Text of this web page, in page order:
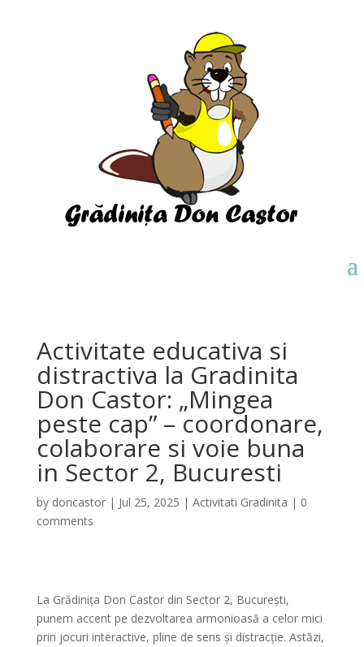
Activitate educativa si
distractiva la Gradinita
Don Castor: „Mingea
peste cap” – coordonare,
colaborare si voie buna
in Sector 2, Bucuresti
by doncastor| Jul 25, 2025 | Activitati Gradinita | 0
comments
La Grădinița Don Castor din Sector 2, București,
punem accent pe dezvoltarea armonioasă a celor mici
prin jocuri interactive, pline de sens și distracție. Astăzi,